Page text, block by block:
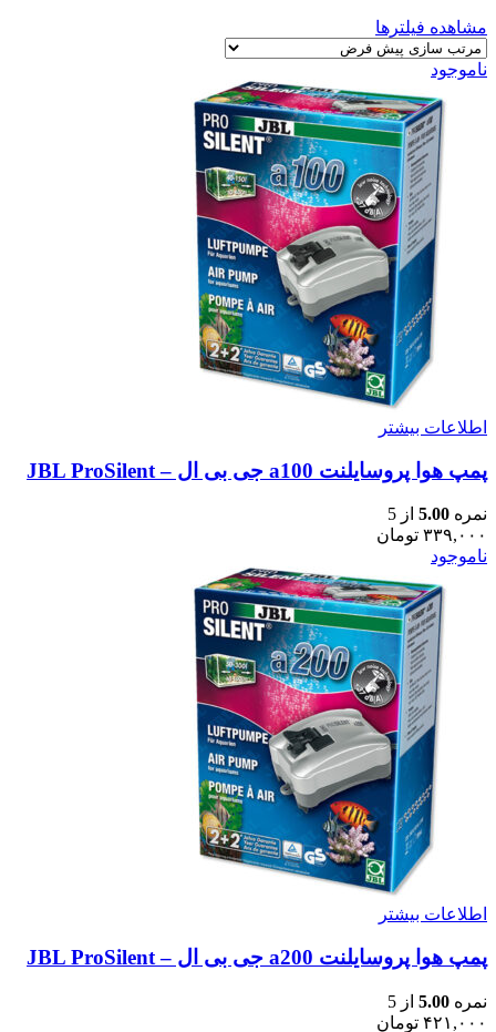
مشاهده فیلترها
ناموجود
اطلاعات بیشتر
پمپ هوا پروسایلنت a100 جی بی ال – JBL ProSilent
نمره 5.00 از 5
۳۳۹,۰۰۰ تومان
ناموجود
اطلاعات بیشتر
پمپ هوا پروسایلنت a200 جی بی ال – JBL ProSilent
نمره 5.00 از 5
۴۲۱,۰۰۰ تومان